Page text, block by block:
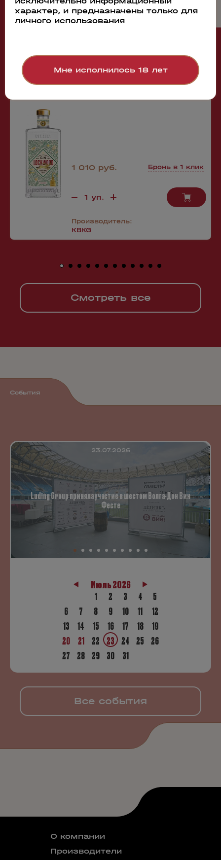
Рекомендуем
106676
1 010 руб. Бронь в 1 клик
Производитель:
КВКЗ
Смотреть все
События
23.07.2026
Luding Group приняла участие в шестом Волга-Дон Вин
Фесте
Июль 2026
1
2 3 4
5
6
7 8 9 10 11
12
13
14 15 16 17 18
19
20
21 22 23 24 25 26
27 28 29 30 31
Все события
О компании
Производители
характер, и предназначены только для
личного использования
Мне исполнилось 18 лет